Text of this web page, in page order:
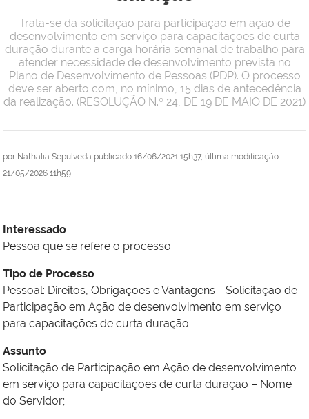
por Nathalia Sepulveda publicado 16/06/2021 15h37, última modificação
21/05/2026 11h59
Trata-se da solicitação para participação em ação de
desenvolvimento em serviço para capacitações de curta
duração durante a carga horária semanal de trabalho para
atender necessidade de desenvolvimento prevista no
Plano de Desenvolvimento de Pessoas (PDP). O processo
deve ser aberto com, no mínimo, 15 dias de antecedência
da realização. (RESOLUÇÃO N.º 24, DE 19 DE MAIO DE 2021)
Interessado
Pessoa que se refere o processo.
Tipo de Processo
Pessoal: Direitos, Obrigações e Vantagens - Solicitação de
Participação em Ação de desenvolvimento em serviço
para capacitações de curta duração
Assunto
Solicitação de Participação em Ação de desenvolvimento
em serviço para capacitações de curta duração – Nome
do Servidor;